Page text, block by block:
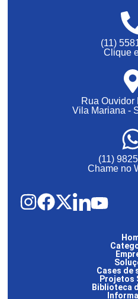
(11)
Clique
Rua Ouvidor
Vila Mariana -
(11)
Chame no
Cases de
Projetos
Biblioteca